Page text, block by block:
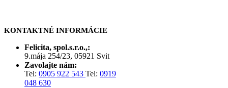
KONTAKTNÉ INFORMÁCIE
Felicita, spol.s.r.o.,:
9.mája 254/23, 05921 Svit
Zavolajte nám:
Tel: 0905 922 543 Tel: 0919
048 630